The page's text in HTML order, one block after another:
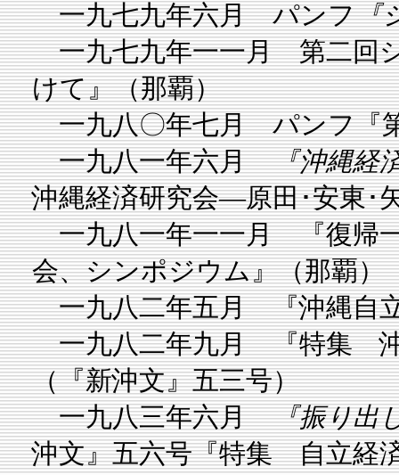
一九七九年六月 パンフ『
一九七九年一一月 第二回シ
けて』（那覇）
一九八〇年七月 パンフ『第
一九八一年六月『沖縄経
沖縄経済研究会―原田･安東･
一九八一年一一月 『復帰
会、シンポジウム』（那覇）
一九八二年五月 『沖縄自立
一九八二年九月 『特集 沖
（『新沖文』五三号）
一九八三年六月『振り出
沖文』五六号『特集 自立経